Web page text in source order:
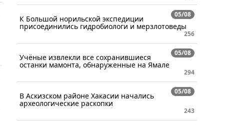
05/08
К Большой норильской экспедиции
присоединились гидробиологи и мерзлотоведы
256
05/08
Учёные извлекли все сохранившиеся
останки мамонта, обнаруженные на Ямале
294
05/08
В Аскизском районе Хакасии начались
археологические раскопки
243